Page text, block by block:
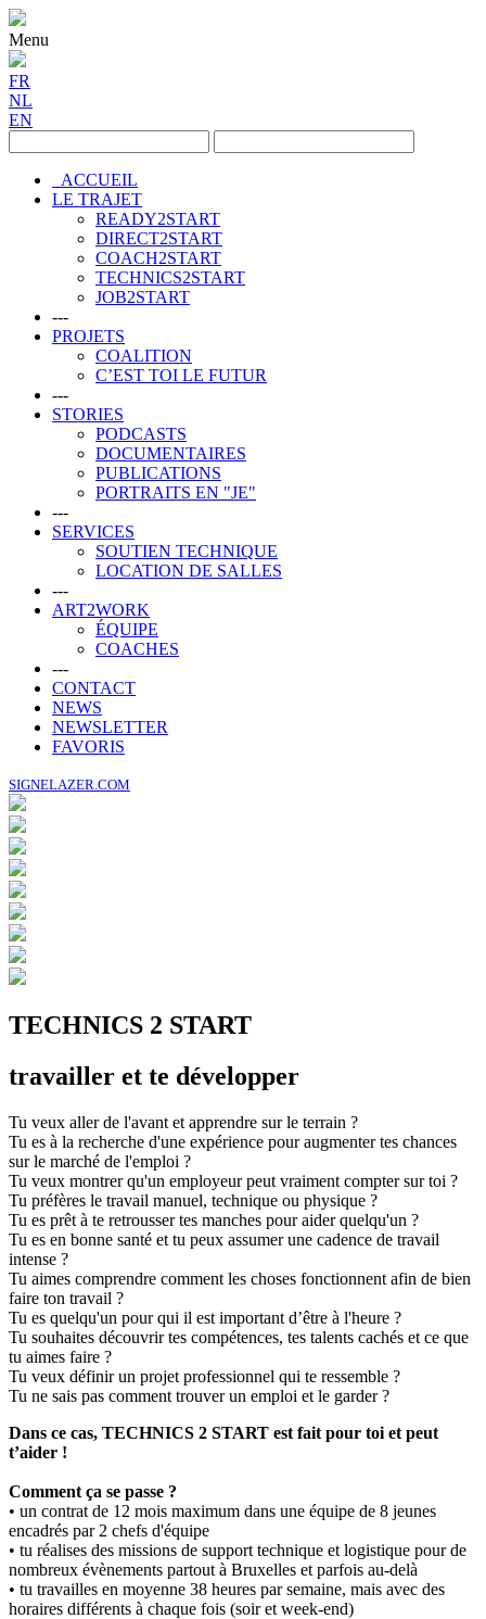
Menu
FR
NL
EN
ACCUEIL
LE TRAJET
READY2START
DIRECT2START
COACH2START
TECHNICS2START
JOB2START
---
PROJETS
COALITION
C’EST TOI LE FUTUR
---
STORIES
PODCASTS
DOCUMENTAIRES
PUBLICATIONS
PORTRAITS EN "JE"
---
SERVICES
SOUTIEN TECHNIQUE
LOCATION DE SALLES
---
ART2WORK
ÉQUIPE
COACHES
---
CONTACT
NEWS
NEWSLETTER
FAVORIS
SIGNELAZER.COM
TECHNICS 2 START
travailler et te développer
Tu veux aller de l'avant et apprendre sur le terrain ?
Tu es à la recherche d'une expérience pour augmenter tes chances
sur le marché de l'emploi ?
Tu veux montrer qu'un employeur peut vraiment compter sur toi ?
Tu préfères le travail manuel, technique ou physique ?
Tu es prêt à te retrousser tes manches pour aider quelqu'un ?
Tu es en bonne santé et tu peux assumer une cadence de travail
intense ?
Tu aimes comprendre comment les choses fonctionnent afin de bien
faire ton travail ?
Tu es quelqu'un pour qui il est important d’être à l'heure ?
Tu souhaites découvrir tes compétences, tes talents cachés et ce que
tu aimes faire ?
Tu veux définir un projet professionnel qui te ressemble ?
Tu ne sais pas comment trouver un emploi et le garder ?
Dans ce cas, TECHNICS 2 START est fait pour toi et peut
t’aider !
Comment ça se passe ?
• un contrat de 12 mois maximum dans une équipe de 8 jeunes
encadrés par 2 chefs d'équipe
• tu réalises des missions de support technique et logistique pour de
nombreux évènements partout à Bruxelles et parfois au-delà
• tu travailles en moyenne 38 heures par semaine, mais avec des
horaires différents à chaque fois (soir et week-end)